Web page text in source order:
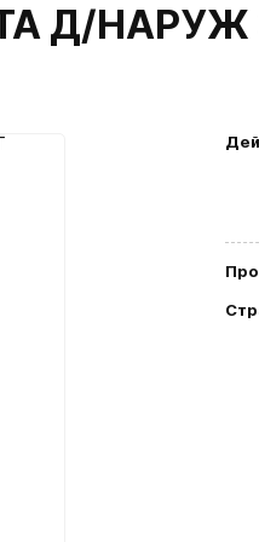
Д/НАРУЖ